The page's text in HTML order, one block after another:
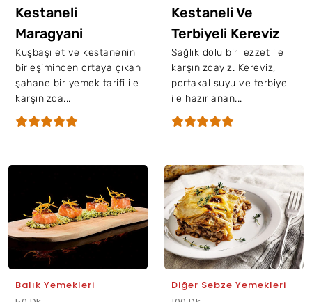
Kestaneli
Maragyani
Kuşbaşı et ve kestanenin
birleşiminden ortaya çıkan
şahane bir yemek tarifi ile
karşınızda...
Kestaneli Ve
Terbiyeli Kereviz
Sağlık dolu bir lezzet ile
karşınızdayız. Kereviz,
portakal suyu ve terbiye
ile hazırlanan...
Balık Yemekleri
Diğer Sebze Yemekleri